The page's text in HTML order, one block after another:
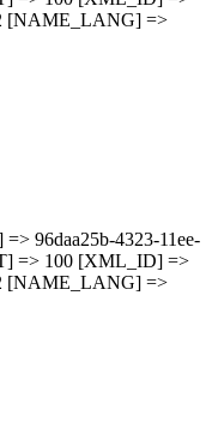
[NAME_LANG] =>
96daa25b-4323-11ee-
=> 100 [XML_ID] =>
[NAME_LANG] =>